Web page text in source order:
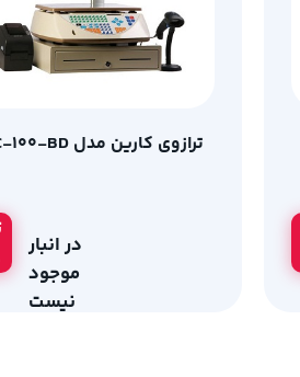
ترازوی کارین مدل PC-100-BD
در انبار
موجود
نیست